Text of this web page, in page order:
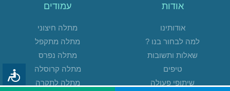
אודות
אודותינו
למה לבחור בנו ?
שאלות ותשובות
טיפים
שיתופי פעולה
עמודים
מתלה חיצוני
מתלה מתקפל
מתלה נפרס
מתלה קרוסלה
מתלה לתקרה